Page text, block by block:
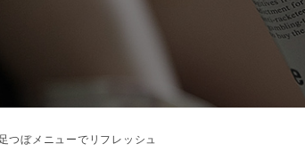
足つぼメニューでリフレッシュ